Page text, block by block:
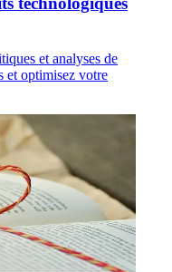
et analyses de
et optimisez votre